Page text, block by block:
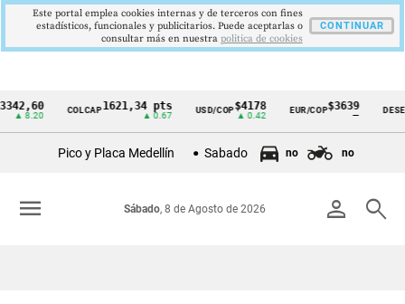
Cintillo
Colombia
COLCAP1621,34 pts USD/COP$4178
▲ 0.42
EUR/COP$3639
—
DESEMPLEO
Pico y Placa Medellín Sabado no no
person search
Sábado, 8 de Agosto de 2026
menu
Este portal emplea cookies internas y de terceros con fines
estadísticos, funcionales y publicitarios. Puede aceptarlas o
consultar más en nuestra politica de cookies
CONTINUAR